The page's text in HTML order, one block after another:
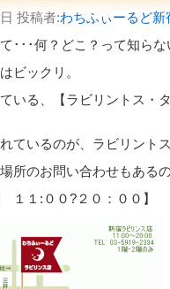
投稿者:わちふぃーるど
･･･何？どこ？って知ら
ビックリ。
いる、【ラビリントス・
ているのが、ラビリント
所のお問い合わせもある
１１:００?２０：００】